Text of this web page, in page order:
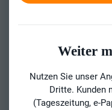
Weiter
Nutzen Sie unser
Dritte. Kunden
(Tageszeitung, e-